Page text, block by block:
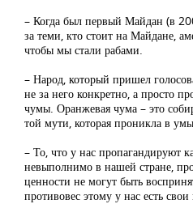
– Когда был первый Майдан (в
за теми, кто стоит на Майдане,
чтобы мы стали рабами.
– Народ, который пришел
не за него конкретно, а просто
чумы. Оранжевая чума – это
той мути, которая проникла в
– То, что у нас пропагандируют
невыполнимо в нашей стране,
ценности не могут быть
противовес этому у нас есть свои